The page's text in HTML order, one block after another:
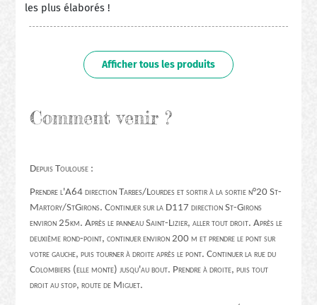
les plus élaborés !
Afficher tous les produits
Comment venir ?
Depuis Toulouse :
Prendre l'A64 direction Tarbes/Lourdes et sortir à la sortie n°20 St-
Martory/StGirons. Continuer sur la D117 direction St-Girons
environ 25km. Après le panneau Saint-Lizier, aller tout droit. Après le
deuxième rond-point, continuer environ 200 m et prendre le pont sur
votre gauche, puis tourner à droite après le pont. Continuer la rue du
Colombiers (elle monte) jusqu'au bout. Prendre à droite, puis tout
droit au stop, route de Miguet.